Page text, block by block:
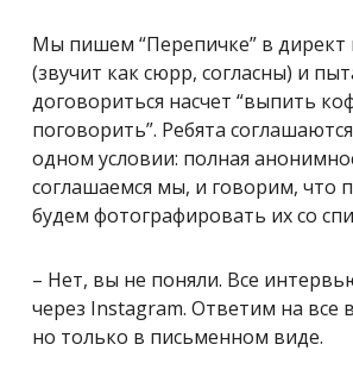
Мы пишем “Перепичке” в директ
(звучит как сюрр, согласны) и
договориться насчет “выпить
поговорить”. Ребята
одном условии: полная
соглашаемся мы, и говорим, что
будем фотографировать их со
– Нет, вы не поняли. Все
через Instagram. Ответим на все
но только в письменном виде.